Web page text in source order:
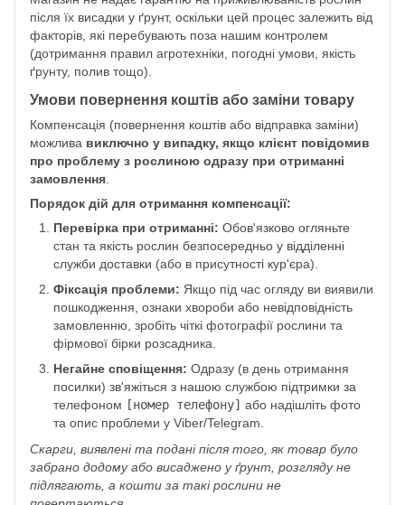
після їх висадки у ґрунт, оскільки цей процес залежить від
факторів, які перебувають поза нашим контролем
(дотримання правил агротехніки, погодні умови, якість
ґрунту, полив тощо).
Умови повернення коштів або заміни товару
Компенсація (повернення коштів або відправка заміни)
можлива виключно у випадку, якщо клієнт повідомив
про проблему з рослиною одразу при отриманні
замовлення
Порядок дій для отримання компенсації:
Перевірка при отриманні: Обов'язково огляньте
стан та якість рослин безпосередньо у відділенні
служби доставки (або в присутності кур'єра).
Фіксація проблеми: Якщо під час огляду ви виявили
пошкодження, ознаки хвороби або невідповідність
замовленню, зробіть чіткі фотографії рослини та
фірмової бірки розсадника.
Негайне сповіщення: Одразу (в день отримання
посилки) зв'яжіться з нашою службою підтримки за
телефоном [номер телефону] або надішліть фото
та опис проблеми у Viber/Telegram.
Скарги, виявлені та подані після того, як товар було
забрано додому або висаджено у ґрунт, розгляду не
підлягають, а кошти за такі рослини не